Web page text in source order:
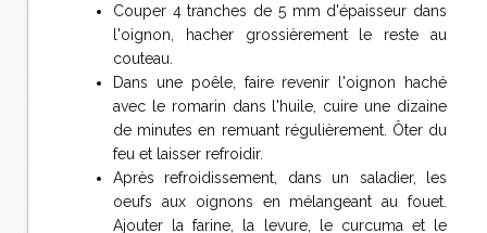
Couper 4 tranches de 5 mm d'épaisseur dans
l'oignon, hacher grossièrement le reste au
couteau.
Dans une poêle, faire revenir l'oignon haché
avec le romarin dans l'huile, cuire une dizaine
de minutes en remuant régulièrement. Ôter du
feu et laisser refroidir.
Après refroidissement, dans un saladier, les
oeufs aux oignons en mélangeant au fouet.
Ajouter la farine, la levure, le curcuma et le